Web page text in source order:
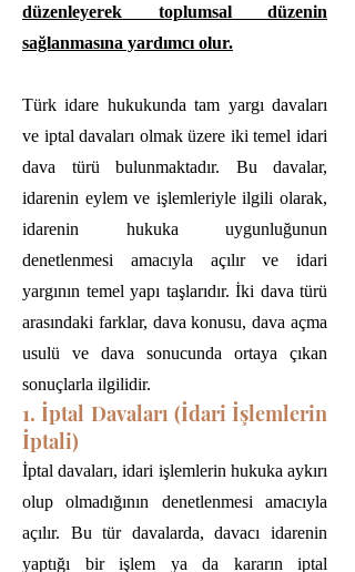
düzenleyerek toplumsal düzenin
sağlanmasına yardımcı olur.
Türk idare hukukunda tam yargı davaları
ve iptal davaları olmak üzere iki temel idari
dava türü bulunmaktadır. Bu davalar,
idarenin eylem ve işlemleriyle ilgili olarak,
idarenin hukuka uygunluğunun
denetlenmesi amacıyla açılır ve idari
yargının temel yapı taşlarıdır. İki dava türü
arasındaki farklar, dava konusu, dava açma
usulü ve dava sonucunda ortaya çıkan
sonuçlarla ilgilidir.
1. İptal Davaları (İdari İşlemlerin
İptali)
İptal davaları, idari işlemlerin hukuka aykırı
olup olmadığının denetlenmesi amacıyla
açılır. Bu tür davalarda, davacı idarenin
yaptığı bir işlem ya da kararın iptal